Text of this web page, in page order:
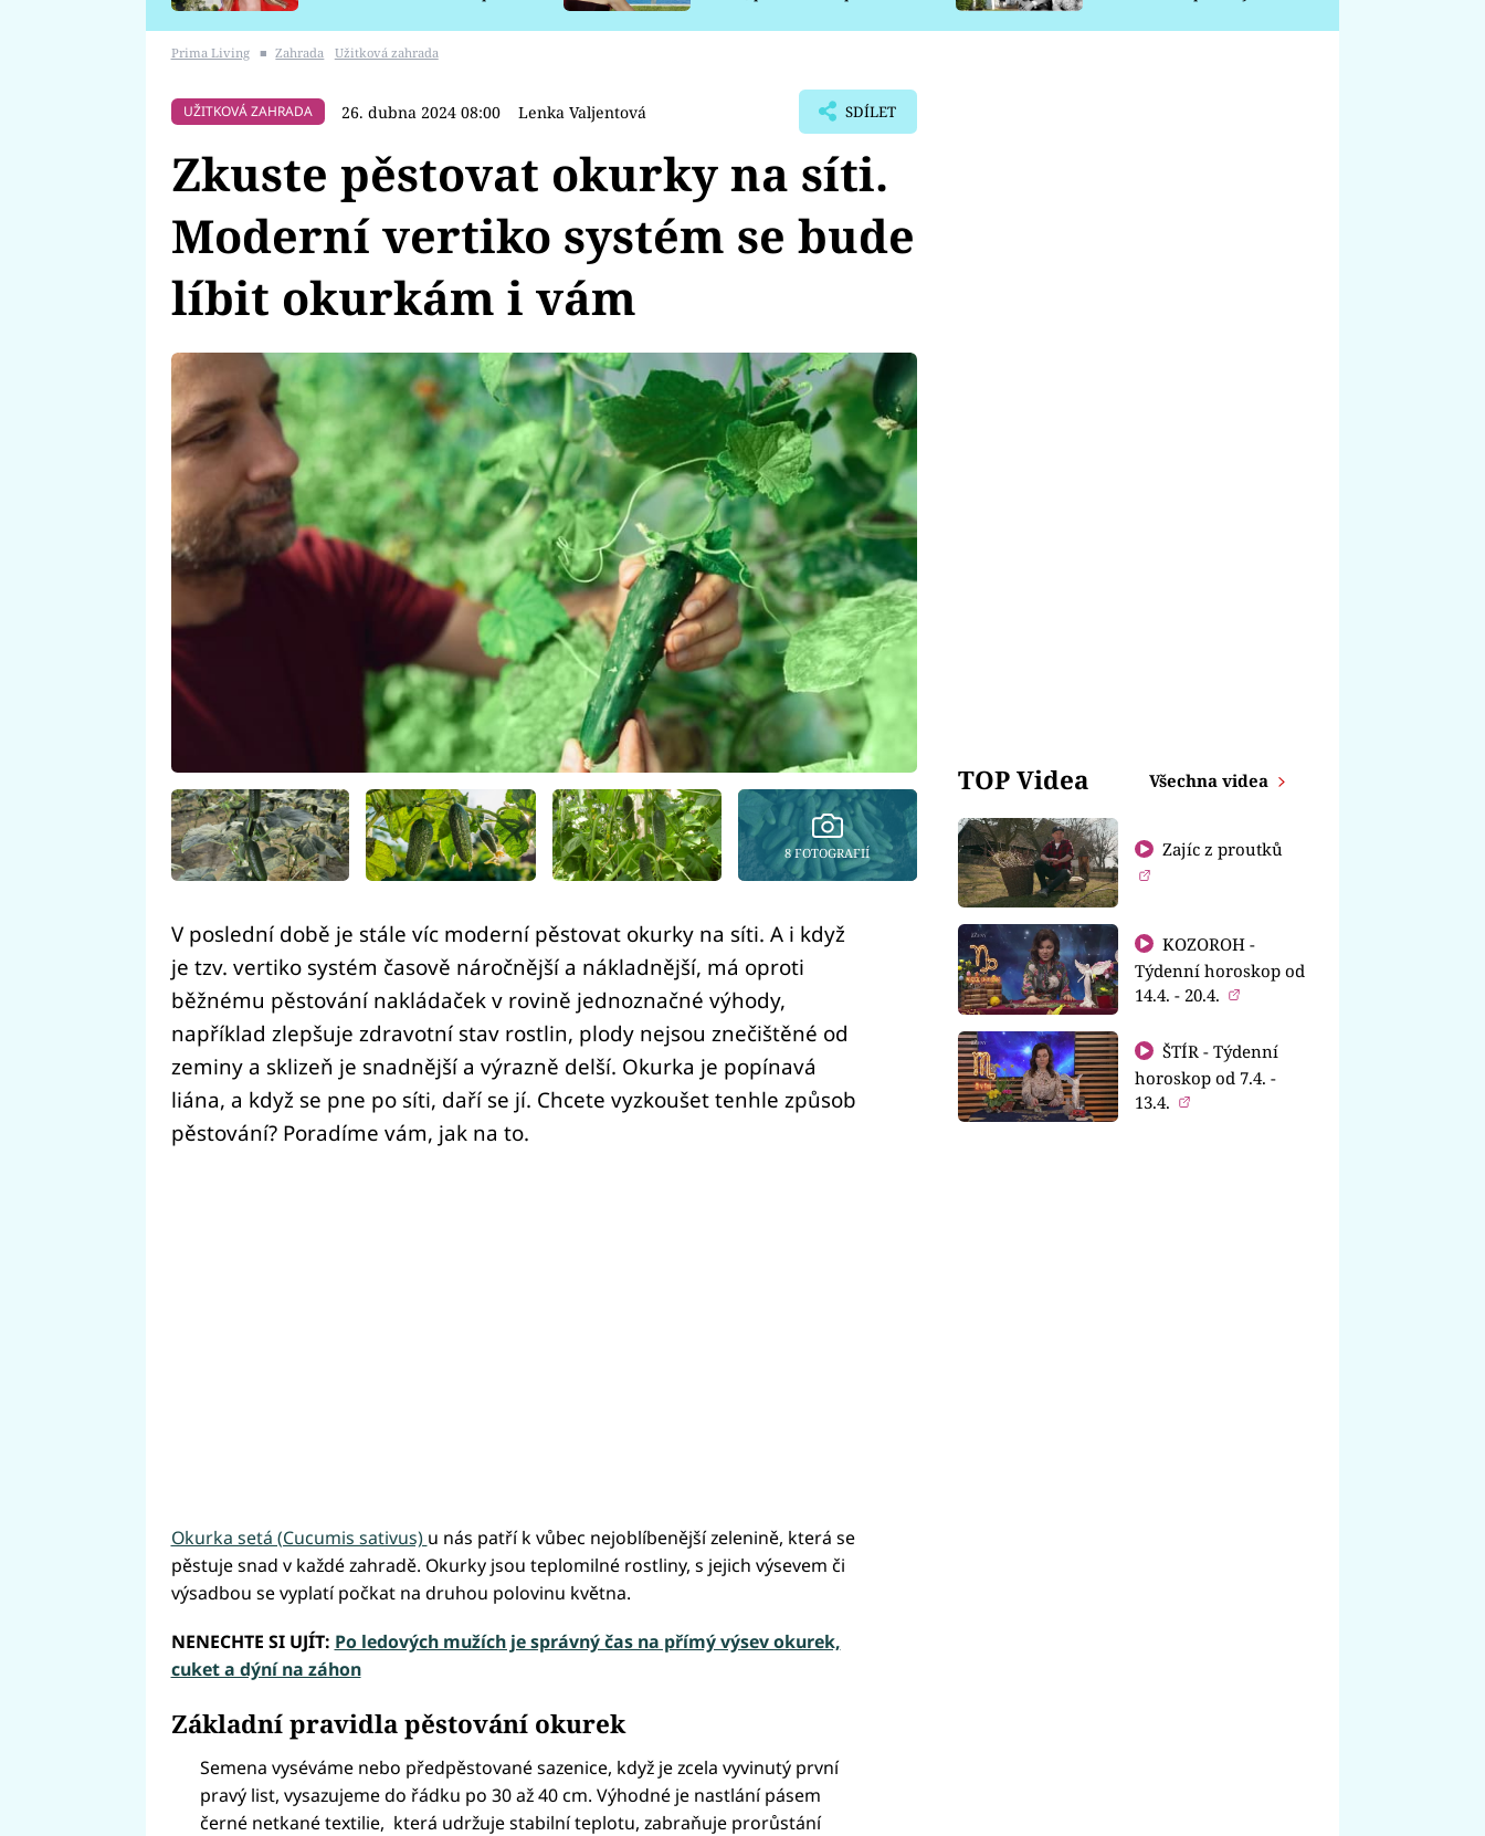
Prima Living ■ Zahrada Užitková zahrada
UŽITKOVÁ ZAHRADA 26. dubna 2024 08:00 Lenka Valjentová SDÍLET
Zkuste pěstovat okurky na síti.
Moderní vertiko systém se bude
líbit okurkám i vám
8 FOTOGRAFIÍ
V poslední době je stále víc moderní pěstovat okurky na síti. A i když
je tzv. vertiko systém časově náročnější a nákladnější, má oproti
běžnému pěstování nakládaček v rovině jednoznačné výhody,
například zlepšuje zdravotní stav rostlin, plody nejsou znečištěné od
zeminy a sklizeň je snadnější a výrazně delší. Okurka je popínavá
liána, a když se pne po síti, daří se jí. Chcete vyzkoušet tenhle způsob
pěstování? Poradíme vám, jak na to.
Okurka setá (Cucumis sativus) u nás patří k vůbec nejoblíbenější zelenině, která se
pěstuje snad v každé zahradě. Okurky jsou teplomilné rostliny, s jejich výsevem či
výsadbou se vyplatí počkat na druhou polovinu května.
NENECHTE SI UJÍT: Po ledových mužích je správný čas na přímý výsev okurek,
cuket a dýní na záhon
Základní pravidla pěstování okurek
Semena vyséváme nebo předpěstované sazenice, když je zcela vyvinutý první
pravý list, vysazujeme do řádku po 30 až 40 cm. Výhodné je nastlání pásem
černé netkané textilie, která udržuje stabilní teplotu, zabraňuje prorůstání
TOP Videa Všechna videa
Zajíc z proutků
KOZOROH -
Týdenní horoskop od
14.4. - 20.4.
ŠTÍR - Týdenní
horoskop od 7.4. -
13.4.